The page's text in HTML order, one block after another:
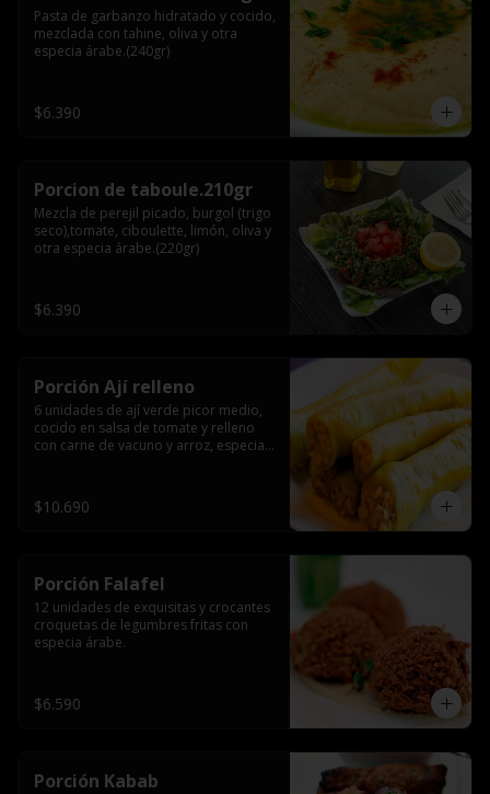
Pasta de garbanzo hidratado y cocido,
mezclada con tahine, oliva y otra
especia árabe.(240gr)
$6.390
Porcion de taboule.210gr
Mezcla de perejil picado, burgol (trigo
seco),tomate, ciboulette, limón, oliva y
otra especia árabe.(220gr)
$6.390
Porción Ají relleno
6 unidades de ají verde picor medio,
cocido en salsa de tomate y relleno
con carne de vacuno y arroz, especia
$10.690
Porción Falafel
12 unidades de exquisitas y crocantes
croquetas de legumbres fritas con
especia árabe.
$6.590
Porción Kabab